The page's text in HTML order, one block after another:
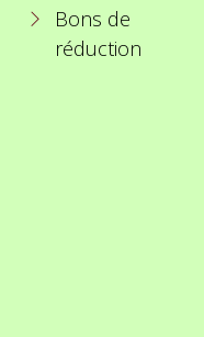
Bons de
réduction